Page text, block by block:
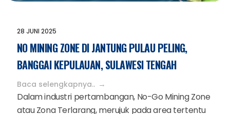
28 JUNI 2025
NO MINING ZONE DI JANTUNG PULAU PELING,
BANGGAI KEPULAUAN, SULAWESI TENGAH
Baca selengkapnya..
Dalam industri pertambangan, No-Go Mining Zone
atau Zona Terlarang, merujuk pada area tertentu